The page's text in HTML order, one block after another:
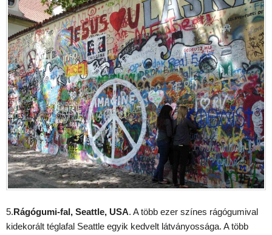
5.Rágógumi-fal, Seattle, USA. A több ezer színes rágógumival
kidekorált téglafal Seattle egyik kedvelt látványossága. A több